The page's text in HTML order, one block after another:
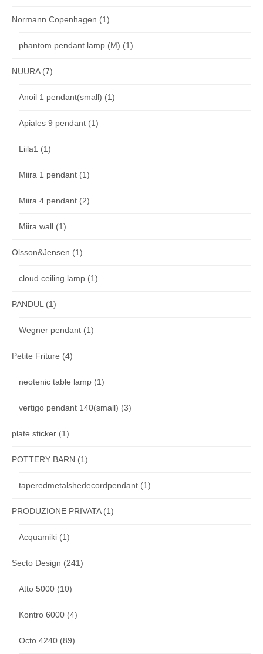
Normann Copenhagen (1)
phantom pendant lamp (M) (1)
NUURA(7)
Anoil 1 pendant(small) (1)
Apiales 9 pendant (1)
Liila1 (1)
Miira 1 pendant (1)
Miira 4 pendant (2)
Miira wall (1)
Olsson&Jensen (1)
cloud ceiling lamp (1)
PANDUL (1)
Wegner pendant (1)
Petite Friture (4)
neotenic table lamp (1)
vertigo pendant 140(small) (3)
plate sticker (1)
POTTERY BARN (1)
taperedmetalshedecordpendant (1)
PRODUZIONE PRIVATA(1)
Acquamiki (1)
Secto Design (241)
Atto 5000 (10)
Kontro 6000 (4)
Octo 4240 (89)